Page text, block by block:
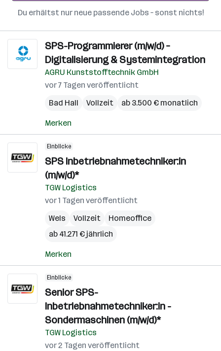
Du erhältst nur neue passende Jobs – sonst nichts!
SPS-Programmierer (m/w/d) –
Digitalisierung & Systemintegration
AGRU Kunststofftechnik GmbH
vor 7 Tagen veröffentlicht
Bad Hall
Vollzeit ab 3.500 € monatlich
Merken
Einblicke
SPS Inbetriebnahmetechniker:in
(m/w/d)*
TGW Logistics
vor 1 Tagen veröffentlicht
Wels
Vollzeit
Homeoffice
ab 41.271 € jährlich
Merken
Einblicke
Senior SPS-
Inbetriebnahmetechniker:in -
Sondermaschinen (m/w/d)*
TGW Logistics
vor 2 Tagen veröffentlicht